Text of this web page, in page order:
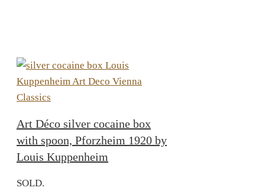
Art Déco silver cocaine box
with spoon, Pforzheim 1920 by
Louis Kuppenheim
SOLD.